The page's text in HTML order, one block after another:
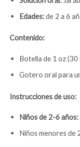
Edades:de 2 a 6
Contenido:
Botella de 1 oz (30
Gotero oral para
Instrucciones de uso:
Niños de 2-6 años:
Niños menores de